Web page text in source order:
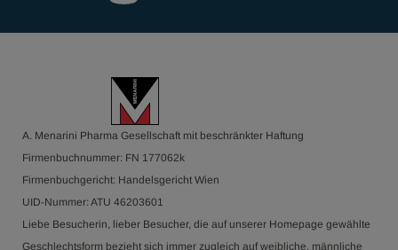
A. Menarini Pharma Gesellschaft mit beschränkter Haftung
Firmenbuchnummer: FN 177062k
Firmenbuchgericht: Handelsgericht Wien
UID-Nummer: ATU 46203601
Liebe Besucherin, lieber Besucher, die auf unserer Homepage gewählte
Geschlechtsform bezieht sich immer zugleich auf weibliche, männliche